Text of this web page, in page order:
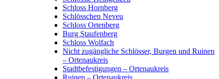
Schloss Hornberg
Schlösschen Neveu
Schloss Ortenberg
Burg Staufenberg
Schloss Wolfach
Nicht zugängliche Schlösser, Burgen und Ruinen
– Ortenaukreis
Stadtbefestigungen – Ortenaukreis
Ruinen – Ortenaukreis